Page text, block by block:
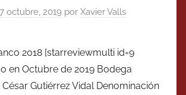
octubre, 2019 por Xavier Valls
2018 [starreviewmulti id=9
en Octubre de 2019 Bodega
Gutiérrez Vidal Denominación